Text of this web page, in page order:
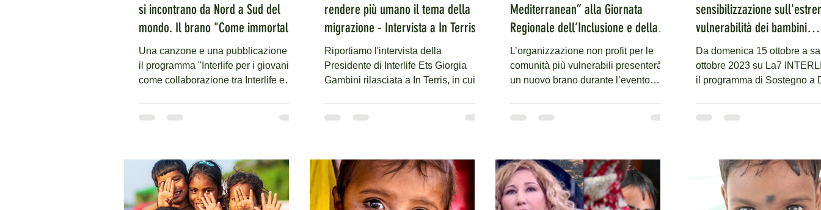
si incontrano da Nord a Sud del
mondo. Il brano "Come immortali"
di Interlife e un libro sul disagio
giovanile
Una canzone e una pubblicazione per
il programma "Interlife per i giovani"
come collaborazione tra Interlife e
rendere più umano il tema della
migrazione - Intervista a In Terris a
Giorgia Gambini
Riportiamo l'intervista della
Presidente di Interlife Ets Giorgia
Gambini rilasciata a In Terris, in cui
Mediterranean” alla Giornata
Regionale dell’Inclusione e della
Fragilità - Billboard.it
L’organizzazione non profit per le
comunità più vulnerabili presenterà
un nuovo brano durante l’evento
sensibilizzazione
vulnerabilità dei bambini
“intoccabili"
Da domenica 15 ottobre a
ottobre 2023 su La7 INTERLIFE, con
il programma di Sostegno a